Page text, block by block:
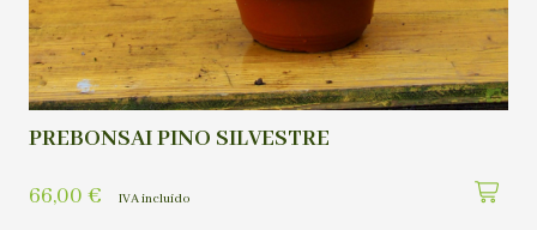
PREBONSAI PINO SILVESTRE
66,00 € IVA incluído